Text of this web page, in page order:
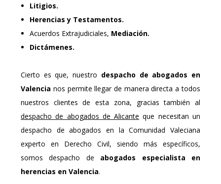
Litigios.
Herencias y Testamentos.
Acuerdos Extrajudiciales, Mediación.
Dictámenes.
Cierto es que, nuestro despacho de abogados en
Valencia nos permite llegar de manera directa a todos
nuestros clientes de esta zona, gracias también al
despacho de abogados de Alicante que necesitan un
despacho de abogados en la Comunidad Valeciana
experto en Derecho Civil, siendo más específicos,
somos despacho de abogados especialista en
herencias en Valencia.